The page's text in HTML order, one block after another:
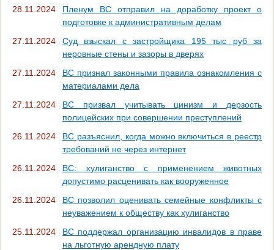
28.11.2024
Пленум ВС отправил на доработку проект о
подготовке к административным делам
27.11.2024
Суд взыскал с застройщика 195 тыс руб за
неровные стены и зазоры в дверях
27.11.2024
ВС признал законными правила ознакомления с
материалами дела
27.11.2024
ВС призвал учитывать цинизм и дерзость
полицейских при совершении преступлений
26.11.2024
ВС разъяснил, когда можно включиться в реестр
требований не через интернет
26.11.2024
ВС: хулиганство с применением животных
допустимо расценивать как вооруженное
26.11.2024
ВС позволил оценивать семейные конфликты с
неуважением к обществу как хулиганство
25.11.2024
ВС поддержал организацию инвалидов в праве
на льготную арендную плату